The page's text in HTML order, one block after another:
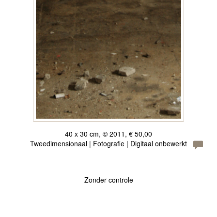
40 x 30 cm, © 2011, € 50,00
Tweedimensionaal | Fotografie | Digitaal onbewerkt
Zonder controle